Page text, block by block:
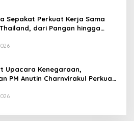
Sepakat Perkuat Kerja Sama
dari Pangan hingga
Upacara Kenegaraan,
PM Anutin Charnvirakul Perkuat
Indonesia-Thailand